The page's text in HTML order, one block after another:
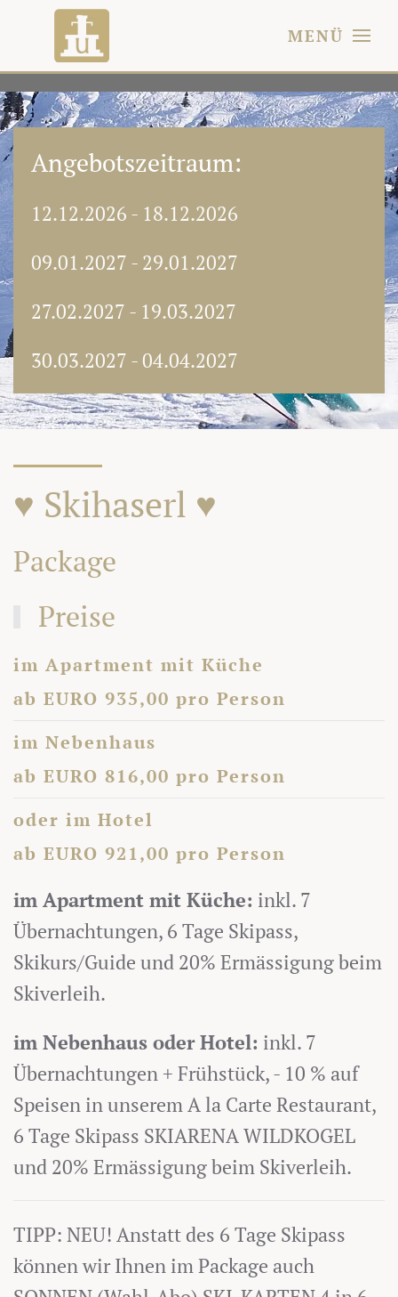
Skip
to
main
content
MENÜ
Angebotszeitraum:
12.12.2026 - 18.12.2026
09.01.2027 - 29.01.2027
27.02.2027 - 19.03.2027
30.03.2027 - 04.04.2027
♥ Skihaserl ♥
Package
Preise
im Apartment mit Küche
ab EURO 935,00 pro Person
im Nebenhaus
ab EURO 816,00 pro Person
oder im Hotel
ab EURO 921,00 pro Person
im Apartment mit Küche: inkl. 7
Übernachtungen, 6 Tage Skipass,
Skikurs/Guide und 20% Ermässigung beim
Skiverleih.
im Nebenhaus oder Hotel: inkl. 7
Übernachtungen + Frühstück, - 10 % auf
Speisen in unserem A la Carte Restaurant,
6 Tage Skipass SKIARENA WILDKOGEL
und 20% Ermässigung beim Skiverleih.
TIPP: NEU! Anstatt des 6 Tage Skipass
können wir Ihnen im Package auch